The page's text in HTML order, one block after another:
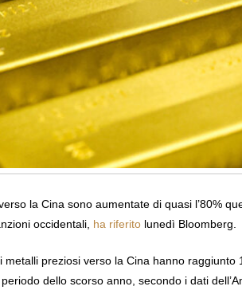
la Cina sono aumentate di quasi l’80%
occidentali, ha riferitolunedì Bloomberg.
preziosi verso la Cina hanno
dello scorso anno, secondo i dati